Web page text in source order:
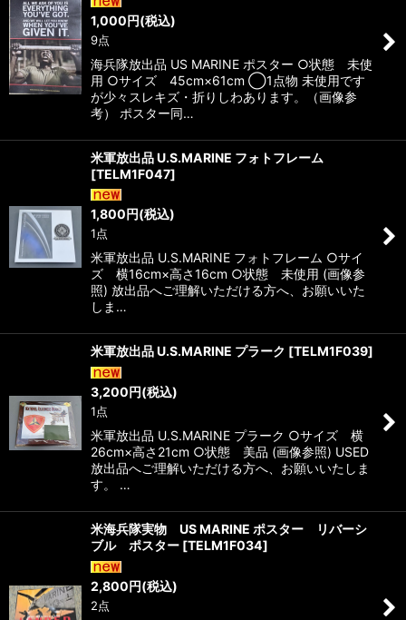
1,000円(税込)
9点
海兵隊放出品 US MARINE ポスター ○状態 未使
用 ○サイズ 45cm×61cm ◯1点物 未使用です
が少々スレキズ・折りしわあります。（画像参
考） ポスター同…
米軍放出品 U.S.MARINE フォトフレーム
[TELM1F047]
1,800円(税込)
1点
米軍放出品 U.S.MARINE フォトフレーム ○サイ
ズ 横16cm×高さ16cm ○状態 未使用 (画像参
照) 放出品へご理解いただける方へ、お願いいた
しま…
米軍放出品 U.S.MARINE プラーク [TELM1F039]
3,200円(税込)
1点
米軍放出品 U.S.MARINE プラーク ○サイズ 横
26cm×高さ21cm ○状態 美品 (画像参照) USED
放出品へご理解いただける方へ、お願いいたしま
す。 …
米海兵隊実物 US MARINE ポスター リバーシ
ブル ポスター [TELM1F034]
2,800円(税込)
2点